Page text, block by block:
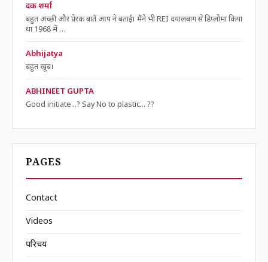
दक शर्मा
बहुत अच्छी और प्रेरक बातें आप ने बताई। मैंने भी REI दयालबाग से डिप्लोमा किया
था 1968 में …
Abhijatya
बहुत खूब।
ABHINEET GUPTA
Good initiate...? Say No to plastic... ??
PAGES
Contact
Videos
परिचय